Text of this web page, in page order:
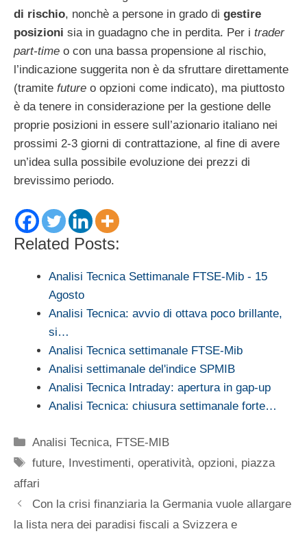
di rischio, nonchè a persone in grado di gestire
posizioni sia in guadagno che in perdita. Per i trader
part-time o con una bassa propensione al rischio,
l’indicazione suggerita non è da sfruttare direttamente
(tramite future o opzioni come indicato), ma piuttosto
è da tenere in considerazione per la gestione delle
proprie posizioni in essere sull’azionario italiano nei
prossimi 2-3 giorni di contrattazione, al fine di avere
un’idea sulla possibile evoluzione dei prezzi di
brevissimo periodo.
Related Posts:
Analisi Tecnica Settimanale FTSE-Mib - 15
Agosto
Analisi Tecnica: avvio di ottava poco brillante,
si…
Analisi Tecnica settimanale FTSE-Mib
Analisi settimanale del'indice SPMIB
Analisi Tecnica Intraday: apertura in gap-up
Analisi Tecnica: chiusura settimanale forte…
Categorie
Analisi Tecnica, FTSE-MIB
Tag
future, Investimenti,operatività,opzioni, piazza
affari
Con la crisi finanziaria la Germania vuole allargare
la lista nera dei paradisi fiscali a Svizzera e